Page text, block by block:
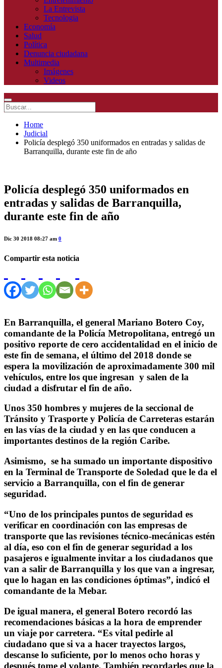
La Entrevista
Tecnologia
Economía
Salud
Política
Denuncia ciudadana
Multimedia
Imágenes
Videos
Home
Judicial
Policía desplegó 350 uniformados en entradas y salidas de
Barranquilla, durante este fin de año
Policía desplegó 350 uniformados en
entradas y salidas de Barranquilla,
durante este fin de año
Dic 30 2018 08:27 am 0
Compartir esta noticia
En Barranquilla, el general Mariano Botero Coy,
comandante de la Policía Metropolitana, entregó un
positivo reporte de cero accidentalidad en el inicio de
este fin de semana, el último del 2018 donde se
espera la movilización de aproximadamente 300 mil
vehículos, entre los que ingresan y salen de la
ciudad a disfrutar el fin de año.
Unos 350 hombres y mujeres de la seccional de
Tránsito y Trasporte y Policía de Carreteras estarán
en las vías de la ciudad y en las que conducen a
importantes destinos de la región Caribe.
Asimismo, se ha sumado un importante dispositivo
en la Terminal de Transporte de Soledad que le da el
servicio a Barranquilla, con el fin de generar
seguridad.
“Uno de los principales puntos de seguridad es
verificar en coordinación con las empresas de
transporte que las revisiones técnico-mecánicas estén
al día, eso con el fin de generar seguridad a los
pasajeros e igualmente invitar a los ciudadanos que
van a salir de Barranquilla y los que van a ingresar,
que lo hagan en las condiciones óptimas”, indicó el
comandante de la Mebar.
De igual manera, el general Botero recordó las
recomendaciones básicas a la hora de emprender
un viaje por carretera. “Es vital pedirle al
ciudadano que si va a hacer trayectos largos,
descanse lo suficiente, por lo menos ocho horas y
después tome el volante. También recordarles que la